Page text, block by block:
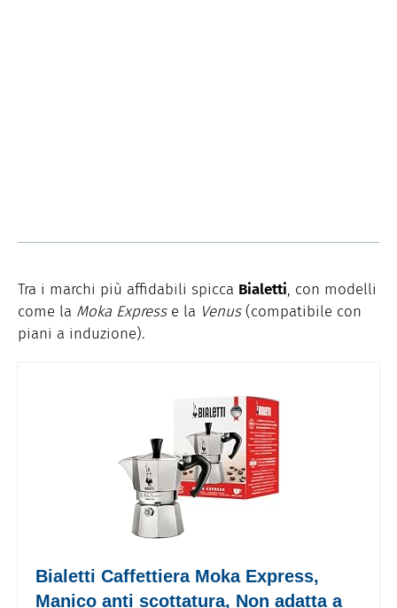
Tra i marchi più affidabili spicca Bialetti, con modelli
come la Moka Expresse la Venus(compatibile con
piani a induzione).
Bialetti Caffettiera Moka Express,
Manico anti scottatura, Non adatta a